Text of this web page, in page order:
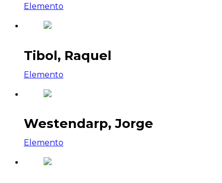
Elemento
Tibol, Raquel
Elemento
Westendarp, Jorge
Elemento